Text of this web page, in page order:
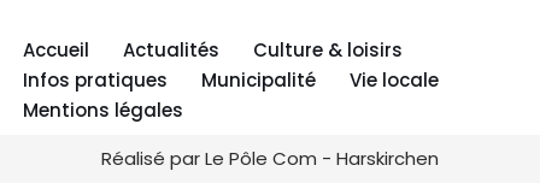
Accueil Actualités
Culture & loisirs
Infos pratiques
Municipalité
Vie locale
Mentions légales
Réalisé par Le Pôle Com - Harskirchen